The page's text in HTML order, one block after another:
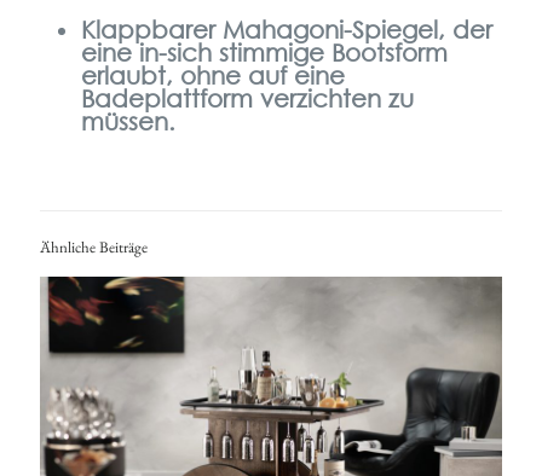
Klappbarer Mahagoni-Spiegel, der
eine in-sich stimmige Bootsform
erlaubt, ohne auf eine
Badeplattform verzichten zu
müssen.
Ähnliche Beiträge